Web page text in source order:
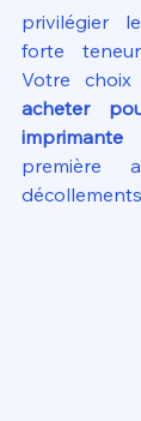
privilégier
forte
Votre choix
acheter
imprimante
première